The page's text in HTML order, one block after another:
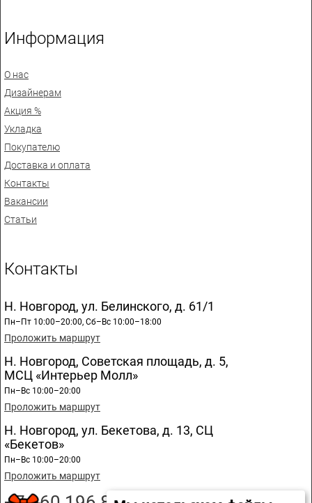
Информация
О нас
Дизайнерам
Акция %
Укладка
Покупателю
Доставка и оплата
Контакты
Вакансии
Статьи
Контакты
Н. Новгород, ул. Белинского, д. 61/1
Пн–Пт 10:00–20:00, Сб–Вс 10:00–18:00
Проложить маршрут
Н. Новгород, Советская площадь, д. 5,
МСЦ «Интерьер Молл»
Пн–Вс 10:00–20:00
Проложить маршрут
Н. Новгород, ул. Бекетова, д. 13, СЦ
«Бекетов»
Пн–Вс 10:00–20:00
Проложить маршрут